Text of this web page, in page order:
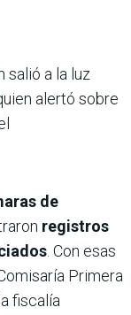
salió a la luz
alertó sobre
de
registros
. Con esas
Primera
fiscalía